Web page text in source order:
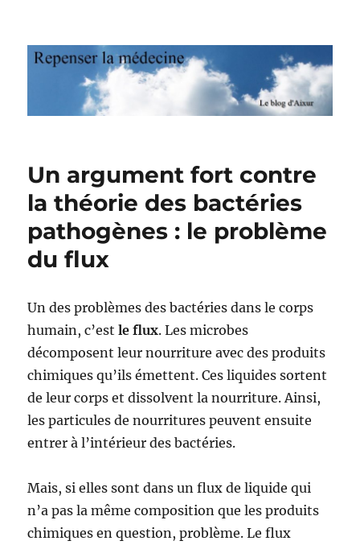
Repenser la médecine
Un argument fort contre
la théorie des bactéries
pathogènes : le problème
du flux
Un des problèmes des bactéries dans le corps
humain, c’estle flux. Les microbes
décomposent leur nourriture avec des produits
chimiques qu’ils émettent. Ces liquides sortent
de leur corps et dissolvent la nourriture. Ainsi,
les particules de nourritures peuvent ensuite
entrer à l’intérieur des bactéries.
Mais, si elles sont dans un flux de liquide qui
n’a pas la même composition que les produits
chimiques en question, problème. Le flux